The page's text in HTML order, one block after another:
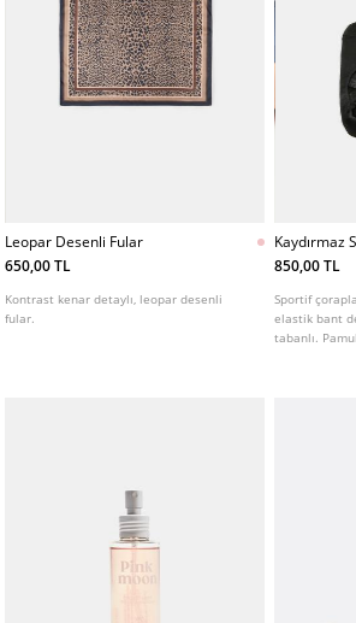
Leopar Desenli Fular
650,00 TL
Kontrast kenar detaylı, leopar desenli
fular.
Kaydırmaz
850,00 TL
Sportif
elastik bant
tabanlı.